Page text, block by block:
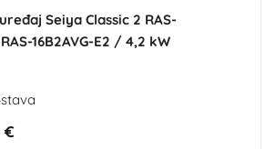
Seiya Classic 2 RAS-
16B2AVG-E2 / 4,2 kW
€